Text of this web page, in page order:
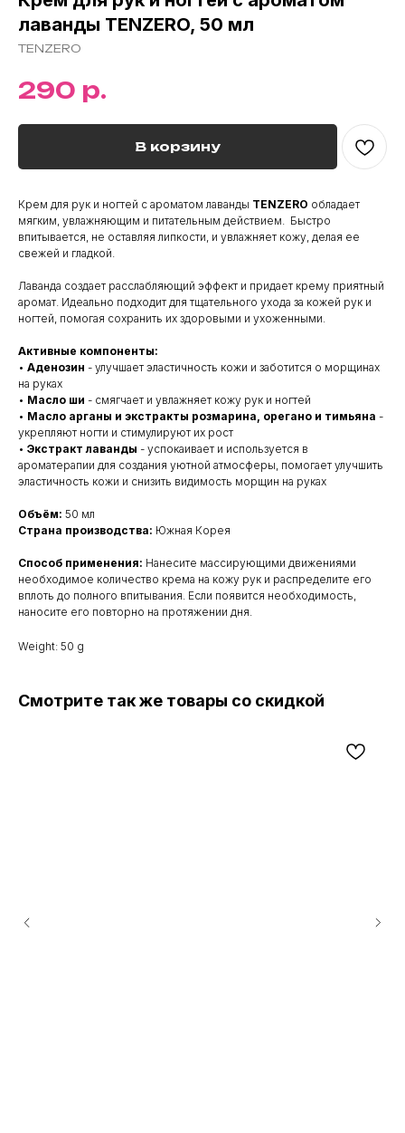
лаванды TENZERO, 50 мл
TENZERO
290 р.
В корзину
Крем для рук и ногтей с ароматом лаванды TENZERO обладает
мягким, увлажняющим и питательным действием. Быстро
впитывается, не оставляя липкости, и увлажняет кожу, делая ее
свежей и гладкой.
Лаванда создает расслабляющий эффект и придает крему приятный
аромат. Идеально подходит для тщательного ухода за кожей рук и
ногтей, помогая сохранить их здоровыми и ухоженными.
Активные компоненты:
• Аденозин - улучшает эластичность кожи и заботится о морщинах
на руках
• Масло ши - смягчает и увлажняет кожу рук и ногтей
• Масло арганы и экстракты розмарина, орегано и тимьяна -
укрепляют ногти и стимулируют их рост
• Экстракт лаванды - успокаивает и используется в
ароматерапии для создания уютной атмосферы, помогает улучшить
эластичность кожи и снизить видимость морщин на руках
Объём: 50 мл
Страна производства: Южная Корея
Способ применения: Нанесите массирующими движениями
необходимое количество крема на кожу рук и распределите его
вплоть до полного впитывания. Если появится необходимость,
наносите его повторно на протяжении дня.
Weight: 50 g
Смотрите так же товары со скидкой